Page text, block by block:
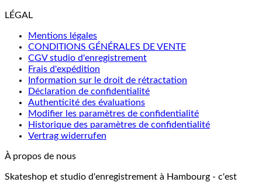
LÉGAL
Mentions légales
CONDITIONS GÉNÉRALES DE VENTE
CGV studio d'enregistrement
Frais d'expédition
Information sur le droit de rétractation
Déclaration de confidentialité
Authenticité des évaluations
Modifier les paramètres de confidentialité
Historique des paramètres de confidentialité
Vertrag widerrufen
À propos de nous
Skateshop et studio d'enregistrement à Hambourg - c'est